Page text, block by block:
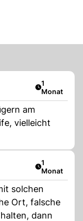
Artikel
1
Monat
am
vielleicht
Artikel
1
Monat
solchen
Ort, falsche
dann